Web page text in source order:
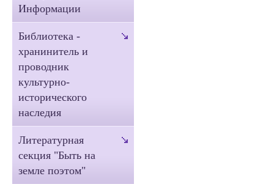
Информации
Библиотека -
хранинитель и
проводник
культурно-
исторического
наследия
Литературная
секция "Быть на
земле поэтом"